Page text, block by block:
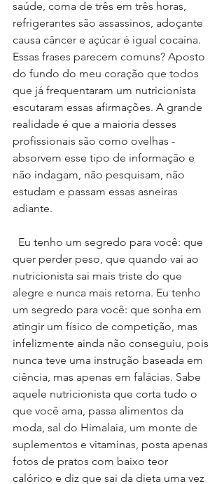
saúde, coma de três em três horas,
refrigerantes são assassinos, adoçante
causa câncer e açúcar é igual cocaína.
Essas frases parecem comuns? Aposto
do fundo do meu coração que todos
que já frequentaram um nutricionista
escutaram essas afirmações. A grande
realidade é que a maioria desses
profissionais são como ovelhas -
absorvem esse tipo de informação e
não indagam, não pesquisam, não
estudam e passam essas asneiras
adiante.
quer perder peso, que quando vai ao
nutricionista sai mais triste do que
alegre e nunca mais retorna. Eu tenho
um segredo para você: que sonha em
atingir um físico de competição, mas
infelizmente ainda não conseguiu, pois
nunca teve uma instrução baseada em
ciência, mas apenas em falácias. Sabe
aquele nutricionista que corta tudo o
que você ama, passa alimentos da
moda, sal do Himalaia, um monte de
suplementos e vitaminas, posta apenas
fotos de pratos com baixo teor
calórico e diz que sai da dieta uma vez